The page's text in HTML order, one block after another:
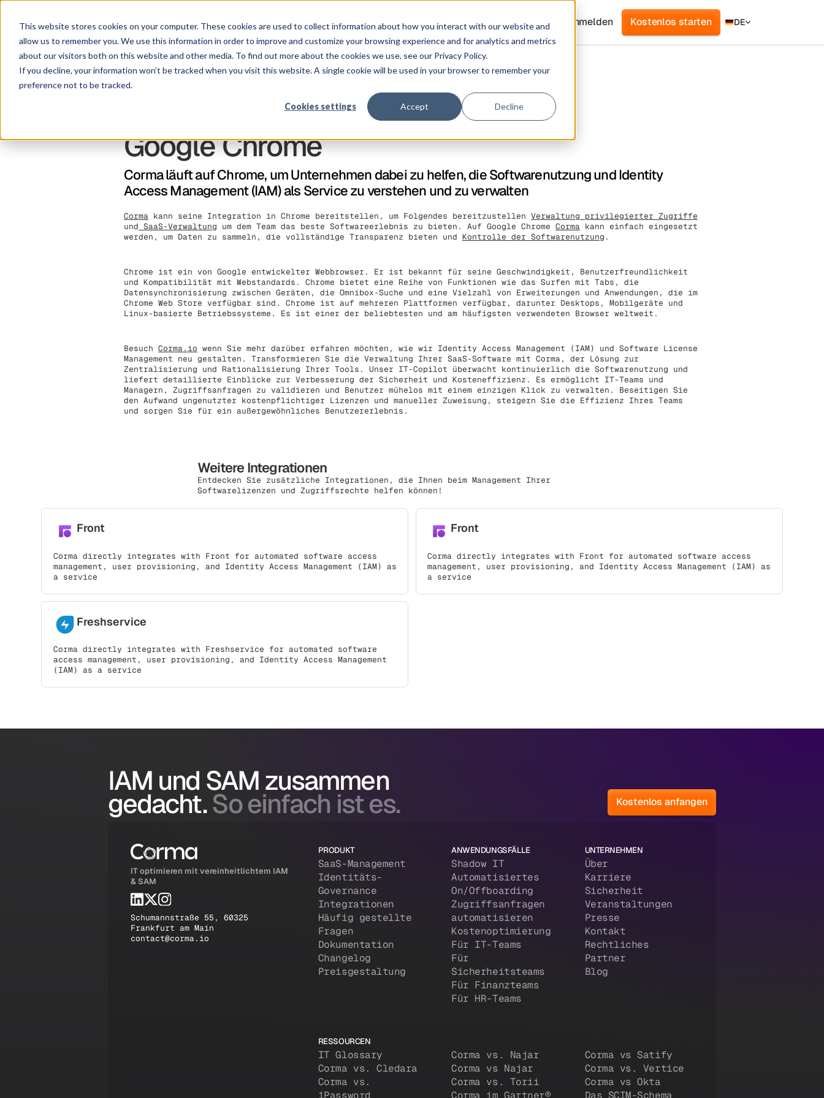
This website stores cookies on your computer. These cookies are used to collect information about how you interact with our website and
allow us to remember you. We use this information in order to improve and customize your browsing experience and for analytics and metrics
about our visitors both on this website and other media. To find out more about the cookies we use, see our Privacy Policy.
If you decline, your information won’t be tracked when you visit this website. A single cookie will be used in your browser to remember your
preference not to be tracked.
Cookies settings Accept Decline
Lösungen Plattform Kunden Preise Ressourcen Unternehmen Anmelden Kostenlos starten DE
Google Chrome
Corma läuft auf Chrome, um Unternehmen dabei zu helfen, die Softwarenutzung und Identity
Access Management (IAM) als Service zu verstehen und zu verwalten
Corma kann seine Integration in Chrome bereitstellen, um Folgendes bereitzustellen Verwaltung privilegierter Zugriffe
und SaaS-Verwaltung um dem Team das beste Softwareerlebnis zu bieten. Auf Google Chrome Corma kann einfach eingesetzt
werden, um Daten zu sammeln, die vollständige Transparenz bieten und Kontrolle der Softwarenutzung .
Chrome ist ein von Google entwickelter Webbrowser. Er ist bekannt für seine Geschwindigkeit, Benutzerfreundlichkeit
und Kompatibilität mit Webstandards. Chrome bietet eine Reihe von Funktionen wie das Surfen mit Tabs, die
Datensynchronisierung zwischen Geräten, die Omnibox-Suche und eine Vielzahl von Erweiterungen und Anwendungen, die im
Chrome Web Store verfügbar sind. Chrome ist auf mehreren Plattformen verfügbar, darunter Desktops, Mobilgeräte und
Linux-basierte Betriebssysteme. Es ist einer der beliebtesten und am häufigsten verwendeten Browser weltweit.
Besuch Corma.io wenn Sie mehr darüber erfahren möchten, wie wir Identity Access Management (IAM) und Software License
Management neu gestalten. Transformieren Sie die Verwaltung Ihrer SaaS-Software mit Corma, der Lösung zur
Zentralisierung und Rationalisierung Ihrer Tools. Unser IT-Copilot überwacht kontinuierlich die Softwarenutzung und
liefert detaillierte Einblicke zur Verbesserung der Sicherheit und Kosteneffizienz. Es ermöglicht IT-Teams und
Managern, Zugriffsanfragen zu validieren und Benutzer mühelos mit einem einzigen Klick zu verwalten. Beseitigen Sie
den Aufwand ungenutzter kostenpflichtiger Lizenzen und manueller Zuweisung, steigern Sie die Effizienz Ihres Teams
und sorgen Sie für ein außergewöhnliches Benutzererlebnis.
Weitere Integrationen
Entdecken Sie zusätzliche Integrationen, die Ihnen beim Management Ihrer
Softwarelizenzen und Zugriffsrechte helfen können!
Front
Corma directly integrates with Front for automated software access
management, user provisioning, and Identity Access Management (IAM) as
a service
Front
Corma directly integrates with Front for automated software access
management, user provisioning, and Identity Access Management (IAM) as
a service
Freshservice
Corma directly integrates with Freshservice for automated software
access management, user provisioning, and Identity Access Management
(IAM) as a service
IAM und SAM zusammen
gedacht.So einfach ist es. Kostenlos anfangen
IT optimieren mit vereinheitlichtem IAM
& SAM
Schumannstraße 55, 60325
Frankfurt am Main
contact@corma.io
PRODUKT
SaaS-Management
Identitäts-
Governance
Integrationen
Häufig gestellte
Fragen
Dokumentation
Changelog
Preisgestaltung
ANWENDUNGSFÄLLE
Shadow IT
Automatisiertes
On/Offboarding
Zugriffsanfragen
automatisieren
Kostenoptimierung
Für IT-Teams
Für
Sicherheitsteams
Für Finanzteams
Für HR-Teams
UNTERNEHMEN
Über
Karriere
Sicherheit
Veranstaltungen
Presse
Kontakt
Rechtliches
Partner
Blog
RESSOURCEN
IT Glossary
Corma vs. Cledara
Corma vs.
1Password
Corma vs. Najar
Corma vs Najar
Corma vs. Torii
Corma im Gartner®
Corma vs Satify
Corma vs. Vertice
Corma vs Okta
Das SCIM-Schema